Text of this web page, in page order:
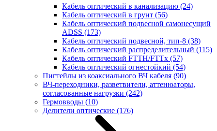
Кабель оптический в канализацию (24)
Кабель оптический в грунт (56)
Кабель оптический подвесной самонесущий
ADSS (173)
Кабель оптический подвесной, тип-8 (38)
Кабель оптический распределительный (115)
Кабель оптический FTTH/FTTx (57)
Кабель оптический огнестойкий (54)
Пигтейлы из коаксиального ВЧ кабеля (90)
ВЧ-переходники, разветвители, аттенюаторы,
согласованные нагрузки (242)
Гермовводы (10)
Делители оптические (176)